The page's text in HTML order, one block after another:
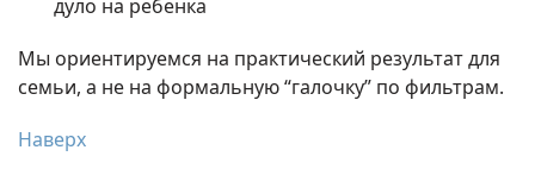
дуло на ребенка
Мы ориентируемся на практический результат для
семьи, а не на формальную “галочку” по фильтрам.
Наверх